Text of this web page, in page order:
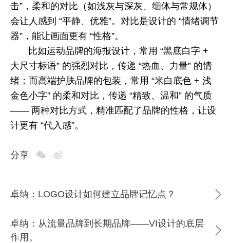
击”，柔和的对比（如浅灰与深灰、细体与常规体）
会让人感到 “平静、优雅”。对比是设计的 “情绪调节
器”，能让画面更有 “性格”。
比如运动品牌的海报设计，常用 “黑底白字 +
大尺寸标语” 的强烈对比，传递 “热血、力量” 的情
绪；而高端护肤品牌的包装，常用 “米白底色 + 浅
金色小字” 的柔和对比，传递 “精致、温和” 的气质
—— 两种对比方式，精准匹配了品牌的性格，让设
计更有 “代入感”。
分享
卓纳：LOGO设计如何建立品牌记忆点？
卓纳：从流量品牌到长期品牌——VI设计的底层
作用。